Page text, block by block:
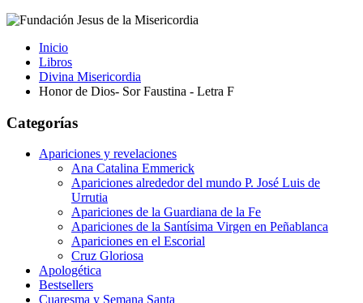
Inicio
Libros
Divina Misericordia
Honor de Dios- Sor Faustina - Letra F
Categorías
Apariciones y revelaciones
Ana Catalina Emmerick
Apariciones alrededor del mundo P. José Luis de
Urrutia
Apariciones de la Guardiana de la Fe
Apariciones de la Santísima Virgen en Peñablanca
Apariciones en el Escorial
Cruz Gloriosa
Apologética
Bestsellers
Cuaresma y Semana Santa